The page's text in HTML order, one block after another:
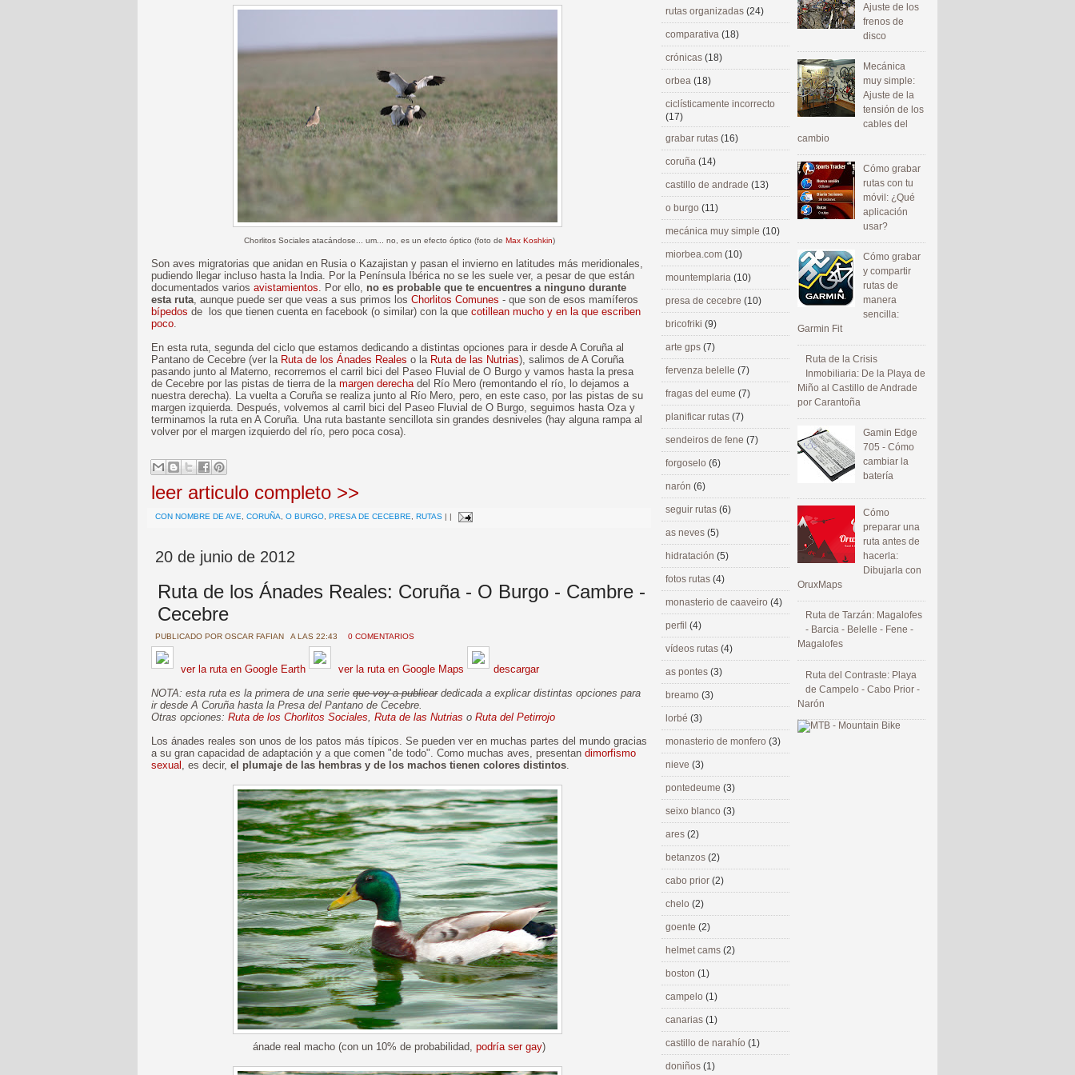
Chorlitos Sociales atacándose... um... no, es un efecto óptico (foto de Max Koshkin)
Son aves migratorias que anidan en Rusia o Kazajistan y pasan el invierno en latitudes más meridionales,
pudiendo llegar incluso hasta la India. Por la Península Ibérica no se les suele ver, a pesar de que están
documentados varios avistamientos. Por ello, no es probable que te encuentres a ninguno durante
esta ruta, aunque puede ser que veas a sus primos los Chorlitos Comunes - que son de esos mamíferos
bípedos de los que tienen cuenta en facebook (o similar) con la que cotillean mucho y en la que escriben
poco.
En esta ruta, segunda del ciclo que estamos dedicando a distintas opciones para ir desde A Coruña al
Pantano de Cecebre (ver la Ruta de los Ánades Reales o la Ruta de las Nutrias), salimos de A Coruña
pasando junto al Materno, recorremos el carril bici del Paseo Fluvial de O Burgo y vamos hasta la presa
de Cecebre por las pistas de tierra de la margen derechadel Río Mero (remontando el río, lo dejamos a
nuestra derecha). La vuelta a Coruña se realiza junto al Río Mero, pero, en este caso, por las pistas de su
margen izquierda. Después, volvemos al carril bici del Paseo Fluvial de O Burgo, seguimos hasta Oza y
terminamos la ruta en A Coruña. Una ruta bastante sencillota sin grandes desniveles (hay alguna rampa al
volver por el margen izquierdo del río, pero poca cosa).
leer articulo completo >>
CON NOMBRE DE AVE CORUÑA O BURGO PRESA DE CECEBRE RUTAS | |
20 de junio de 2012
Ruta de los Ánades Reales: Coruña - O Burgo - Cambre -
Cecebre
PUBLICADO POR OSCAR FAFIAN A LAS 22:43 0 COMENTARIOS
ver la ruta en Google Earth ver la ruta en Google Maps
descargar
NOTA: esta ruta es la primera de una serie que voy a publicardedicada a explicar distintas opciones para
ir desde A Coruña hasta la Presa del Pantano de Cecebre.
Otras opciones: Ruta de los Chorlitos Sociales Ruta de las Nutrias o Ruta del Petirrojo
Los ánades reales son unos de los patos más típicos. Se pueden ver en muchas partes del mundo gracias
a su gran capacidad de adaptación y a que comen "de todo". Como muchas aves, presentan dimorfismo
sexual , es decir, el plumaje de las hembras y de los machos tienen colores distintos
ánade real macho (con un 10% de probabilidad, podría ser gay)
Ajuste de los
frenos de
disco
Mecánica
muy simple:
Ajuste de la
tensión de los
cables del
cambio
Cómo grabar
rutas con tu
móvil: ¿Qué
aplicación
usar?
Cómo grabar
y compartir
rutas de
manera
sencilla:
Garmin Fit
Ruta de la Crisis
Inmobiliaria: De la Playa de
Miño al Castillo de Andrade
por Carantoña
Gamin Edge
705 - Cómo
cambiar la
batería
Cómo
preparar una
ruta antes de
hacerla:
Dibujarla con
OruxMaps
Ruta de Tarzán: Magalofes
- Barcia - Belelle - Fene -
Magalofes
Ruta del Contraste: Playa
de Campelo - Cabo Prior -
Narón
rutas organizadas (24)
comparativa (18)
crónicas (18)
orbea (18)
ciclísticamente incorrecto
(17)
grabar rutas (16)
coruña (14)
castillo de andrade (13)
o burgo (11)
mecánica muy simple (10)
miorbea.com (10)
mountemplaria (10)
presa de cecebre (10)
bricofriki (9)
arte gps (7)
fervenza belelle (7)
fragas del eume (7)
planificar rutas (7)
sendeiros de fene (7)
forgoselo (6)
narón (6)
seguir rutas (6)
as neves (5)
hidratación (5)
fotos rutas (4)
monasterio de caaveiro (4)
perfil (4)
vídeos rutas (4)
as pontes (3)
breamo (3)
lorbé (3)
monasterio de monfero (3)
nieve (3)
pontedeume (3)
seixo blanco (3)
ares (2)
betanzos (2)
cabo prior (2)
chelo (2)
goente (2)
helmet cams (2)
boston (1)
campelo (1)
canarias (1)
castillo de narahío (1)
doniños (1)